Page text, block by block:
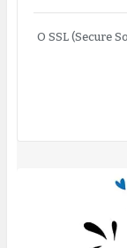
O SSL (Secure